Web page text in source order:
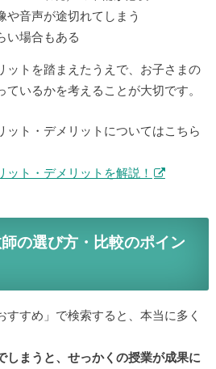
や音声が途切れてしまう
い場合もある
ットを踏まえたうえで、お子さまの
いるかを考えることが大切です。
ット・デメリットについてはこちら
ット・デメリットを解説！
の選び方・比較のポイン
すめ」で検索すると、本当に多く
しまうと、せっかくの授業が成果に